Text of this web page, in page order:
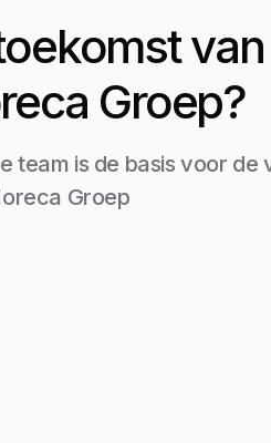
van
Groep?
team is de basis voor de
Groep